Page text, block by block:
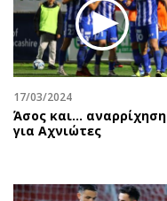
17/03/2024
Άσος και… αναρρίχηση
για Αχνιώτες